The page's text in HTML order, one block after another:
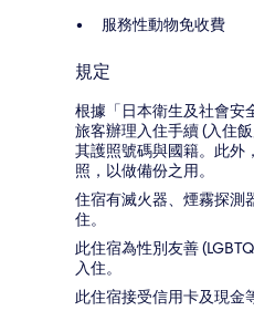
服務性動物免收費
規定
根據「日本衛生及社會安
旅客辦理入住手續 (入住
其護照號碼與國籍。此外
照，以做備份之用。
住宿有滅火器、煙霧探測
住。
此住宿為性別友善
入住。
此住宿接受信用卡及現金